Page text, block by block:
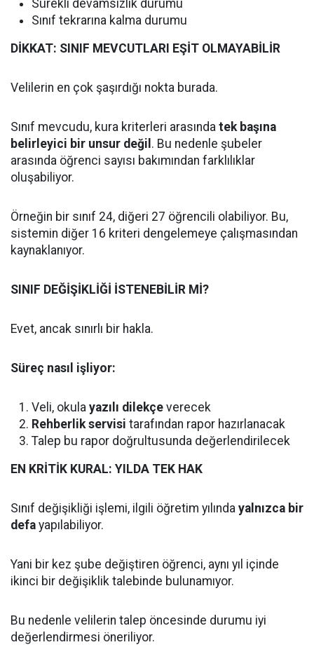
Sürekli devamsızlık durumu
Sınıf tekrarına kalma durumu
DİKKAT: SINIF MEVCUTLARI EŞİT OLMAYABİLİR
Velilerin en çok şaşırdığı nokta burada.
Sınıf mevcudu, kura kriterleri arasında tek başına
belirleyici bir unsur değil . Bu nedenle şubeler
arasında öğrenci sayısı bakımından farklılıklar
oluşabiliyor.
Örneğin bir sınıf 24, diğeri 27 öğrencili olabiliyor. Bu,
sistemin diğer 16 kriteri dengelemeye çalışmasından
kaynaklanıyor.
SINIF DEĞİŞİKLİĞİ İSTENEBİLİR Mİ?
Evet, ancak sınırlı bir hakla.
Süreç nasıl işliyor:
Veli, okula yazılı dilekçe verecek
Rehberlik servisi tarafından rapor hazırlanacak
Talep bu rapor doğrultusunda değerlendirilecek
EN KRİTİK KURAL: YILDA TEK HAK
Sınıf değişikliği işlemi, ilgili öğretim yılında yalnızca bir
defa yapılabiliyor.
Yani bir kez şube değiştiren öğrenci, aynı yıl içinde
ikinci bir değişiklik talebinde bulunamıyor.
Bu nedenle velilerin talep öncesinde durumu iyi
değerlendirmesi öneriliyor.